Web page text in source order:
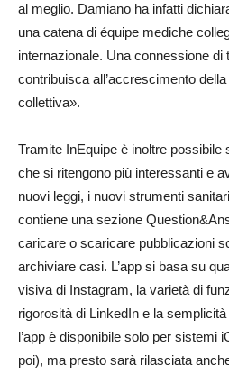
al meglio. Damiano ha infatti
una catena di équipe mediche
internazionale. Una connessione di
contribuisca all’accrescimento
collettiva».
Tramite InEquipe è inoltre possibile
che si ritengono più interessanti e
nuovi leggi, i nuovi strumenti
contiene una sezione
caricare o scaricare pubblicazioni
archiviare casi. L’app si basa su
visiva di Instagram, la varietà di
rigorosità di LinkedIn e la
l’app è disponibile solo per sistemi
poi), ma presto sarà rilasciata